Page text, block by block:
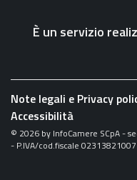
È un servizio
Note legali e Privacy
Accessibilità
© 2026 by InfoCamere SCpA -
- P.IVA/cod.fiscale